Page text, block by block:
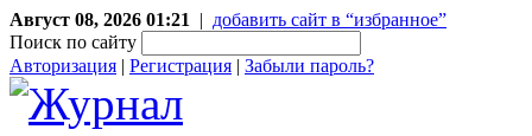
Август 08, 2026 01:21 | добавить сайт в “избранное”
Поиск по сайту
Авторизация | Регистрация | Забыли пароль?